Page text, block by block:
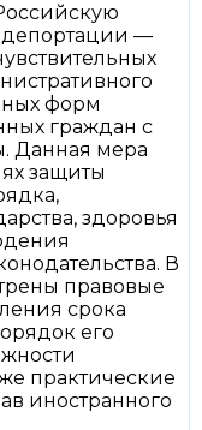
—
форм
граждан с
Данная мера
защиты
здоровья
В
правовые
срока
его
практические
иностранного